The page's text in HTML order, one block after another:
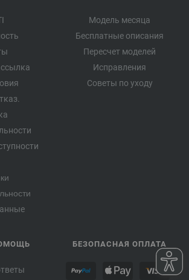
Модель месяца
Бесплатные описания
Пересчет моделей
Исправления
Советы по уходу
БЕЗОПАСНАЯ ОПЛАТА